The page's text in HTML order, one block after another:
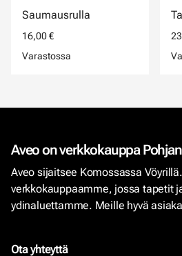
Saumausrulla
16,00 €
Varastossa
Aveo on verkkokauppa
Aveo sijaitsee Komossassa
verkkokauppaamme, jossa tapetit
ydinaluettamme. Meille hyvä
Ota yhteyttä